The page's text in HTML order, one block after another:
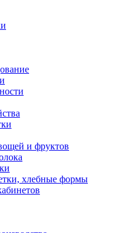
и фруктов
хлебные формы